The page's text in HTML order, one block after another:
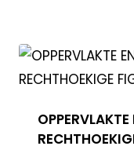
OPPERVLAKTE